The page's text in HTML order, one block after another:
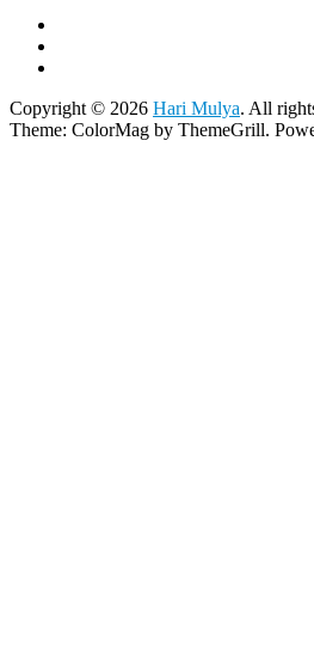
Copyright © 2026 Hari Mulya. All
Theme: ColorMag by ThemeGrill.